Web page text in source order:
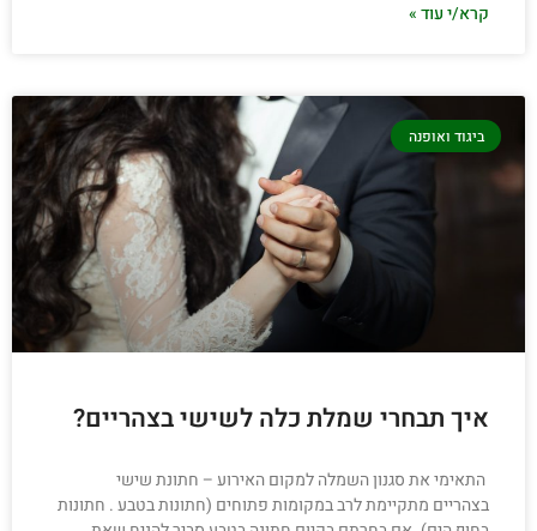
קרא/י עוד »
ביגוד ואופנה
איך תבחרי שמלת כלה לשישי בצהריים?
התאימי את סגנון השמלה למקום האירוע – חתונת שישי
בצהריים מתקיימת לרב במקומות פתוחים (חתונות בטבע . חתונות